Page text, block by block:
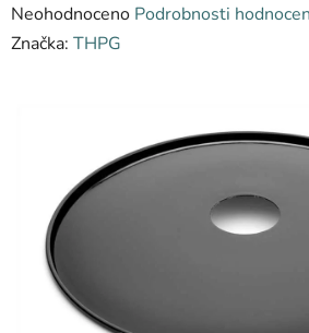
Průměrné
hodnocení
hvězdiček.
Neohodnoceno Podrobnosti
Značka: THPG